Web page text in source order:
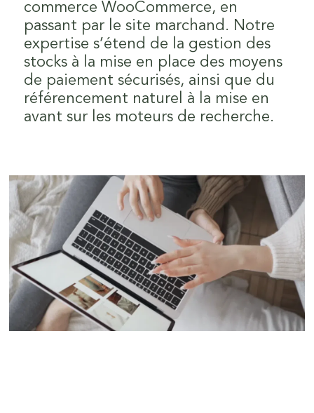
commerce WooCommerce, en
passant par le site marchand. Notre
expertise s’étend de la gestion des
stocks à la mise en place des moyens
de paiement sécurisés, ainsi que du
référencement naturel à la mise en
avant sur les moteurs de recherche.